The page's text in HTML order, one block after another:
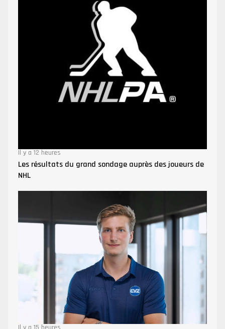
Il y a 12 heures
Les résultats du grand sondage auprès des joueurs de
NHL